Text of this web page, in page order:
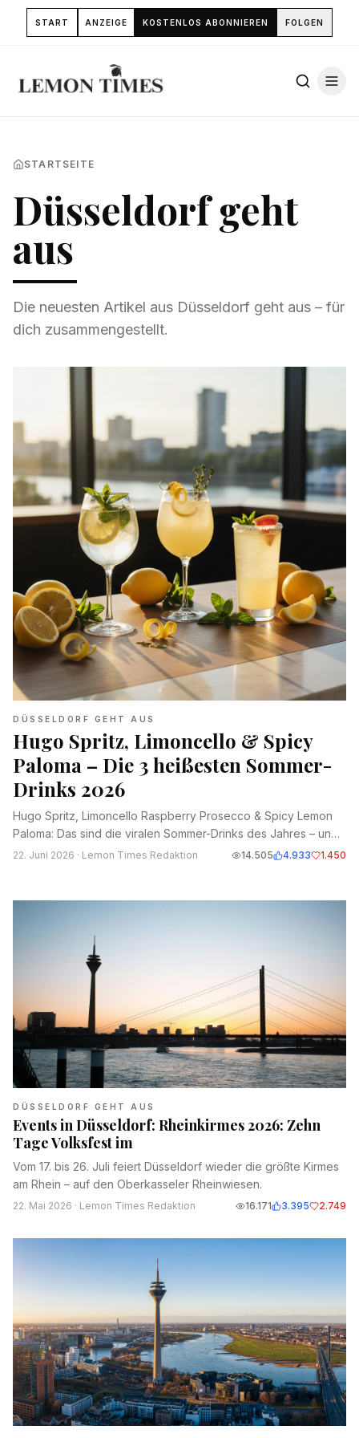
START ANZEIGE KOSTENLOS ABONNIEREN FOLGEN
STARTSEITE
Düsseldorf geht
aus
Die neuesten Artikel aus Düsseldorf geht aus – für
dich zusammengestellt.
DÜSSELDORF GEHT AUS
Hugo Spritz, Limoncello & Spicy
Paloma – Die 3 heißesten Sommer-
Drinks 2026
Hugo Spritz, Limoncello Raspberry Prosecco & Spicy Lemon
Paloma: Das sind die viralen Sommer-Drinks des Jahres – und
so mischst du sie selbst.
22. Juni 2026 · Lemon Times Redaktion 14.505 4.933 1.450
DÜSSELDORF GEHT AUS
Events in Düsseldorf: Rheinkirmes 2026: Zehn
Tage Volksfest im
Vom 17. bis 26. Juli feiert Düsseldorf wieder die größte Kirmes
am Rhein – auf den Oberkasseler Rheinwiesen.
22. Mai 2026 · Lemon Times Redaktion 16.171 3.395 2.749